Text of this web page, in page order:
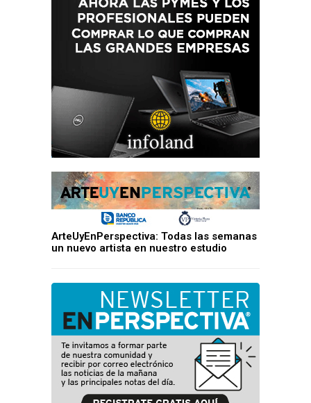
ArteUyEnPerspectiva: Todas las semanas
un nuevo artista en nuestro estudio